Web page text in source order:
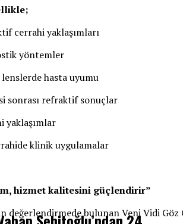
cerrahi yaklaşımları
yöntemler
hasta uyumu
sonrası refraktif sonuçlar
yaklaşımlar
klinik uygulamalar
hizmet kalitesini güçlendirir”
değerlendirmede bulunan Veni Vidi